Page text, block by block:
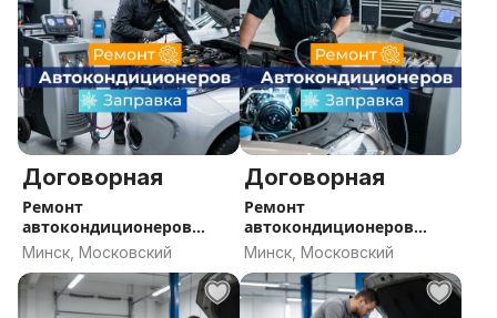
Договорная
Ремонт
автокондиционеров
Минск, заправка
кондиционера Минск,
СТО кондиционеры
Минск
Минск, Московский
Договорная
Ремонт
автокондиционеров
Минск, заправка
кондиционера Минск,
СТО кондиционеры
Минск
Минск, Московский